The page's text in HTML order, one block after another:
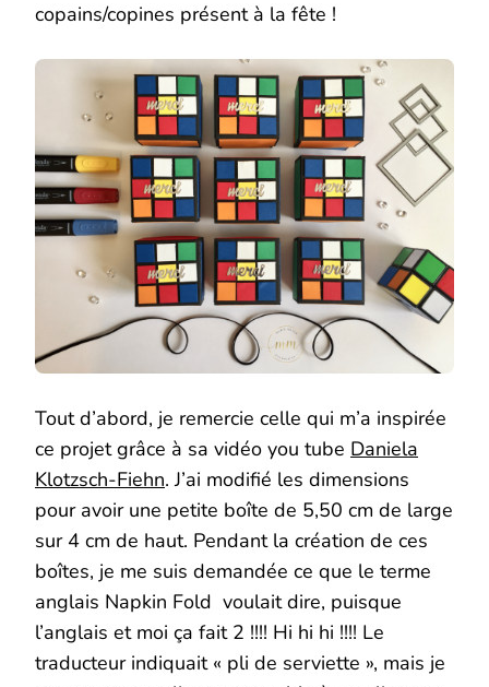
copains/copines présent à la fête !
Tout d’abord, je remercie celle qui m’a inspirée
ce projet grâce à sa vidéo you tube Daniela
Klotzsch-Fiehn. J’ai modifié les dimensions
pour avoir une petite boîte de 5,50 cm de large
sur 4 cm de haut. Pendant la création de ces
boîtes, je me suis demandée ce que le terme
anglais Napkin Fold voulait dire, puisque
l’anglais et moi ça fait 2 !!!! Hi hi hi !!!! Le
traducteur indiquait « pli de serviette », mais je